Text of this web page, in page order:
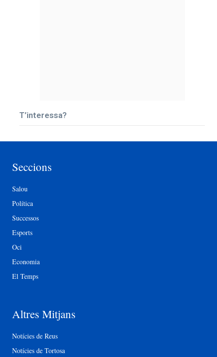
T’interessa?
Seccions
Salou
Política
Successos
Esports
Oci
Economia
El Temps
Altres Mitjans
Notícies de Reus
Notícies de Tortosa